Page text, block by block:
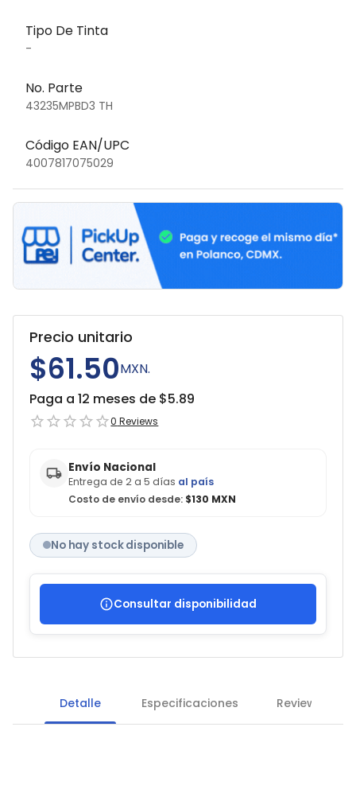
Tipo De Tinta
-
No. Parte
43235MPBD3 TH
Código EAN/UPC
4007817075029
Precio unitario
$61.50MXN.
Paga a 12 meses de $5.89
0 Reviews
Envío Nacional
Entrega de 2 a 5 días al país
Costo de envío desde: $130 MXN
No hay stock disponible
Consultar disponibilidad
Detalle Especificaciones Reviews